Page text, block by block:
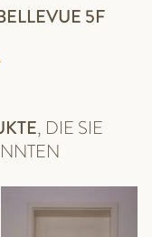
5F
, DIE SIE